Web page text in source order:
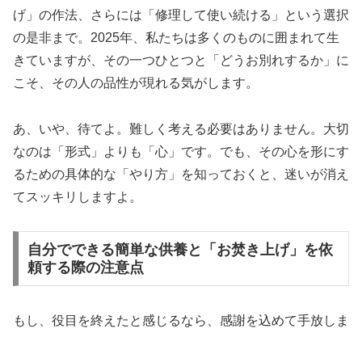
げ」の作法、さらには「修理して使い続ける」という選択
の是非まで。2025年、私たちは多くのものに囲まれて生
きていますが、その一つひとつと「どうお別れするか」に
こそ、その人の品性が現れる気がします。
あ、いや、待てよ。難しく考える必要はありません。大切
なのは「形式」よりも「心」です。でも、その心を形にす
るための具体的な「やり方」を知っておくと、迷いが消え
てスッキリしますよ。
自分でできる簡単な供養と「お焚き上げ」を依
頼する際の注意点
もし、役目を終えたと感じるなら、感謝を込めて手放しま